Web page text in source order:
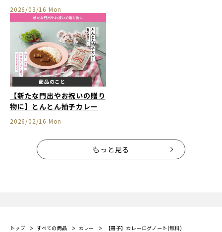
2026/03/16 Mon
商品のこと
2026/02/16 Mon
【新たな門出やお祝いの贈り
物に】とんとん拍子カレー
もっと見る
トップ すべての商品 カレー 【冊子】カレーログノート(無料)